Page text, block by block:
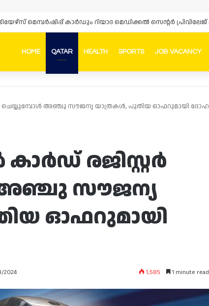
HOME QATAR HEALTH SPORTS JOB VACANCY
ചെയ്യുമ്പോൾ അഞ്ചു സൗജന്യ യാത്രകൾ, പുതിയ ഓഫറുമായി ദോഹ
രജിസ്റ്റർ
സൗജന്യ
ഓഫറുമായി
2024 1,585 1 minute read